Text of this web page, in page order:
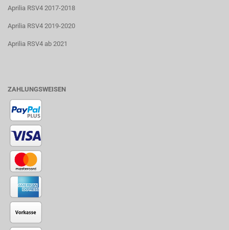
Aprilia RSV4 2017-2018
Aprilia RSV4 2019-2020
Aprilia RSV4 ab 2021
ZAHLUNGSWEISEN